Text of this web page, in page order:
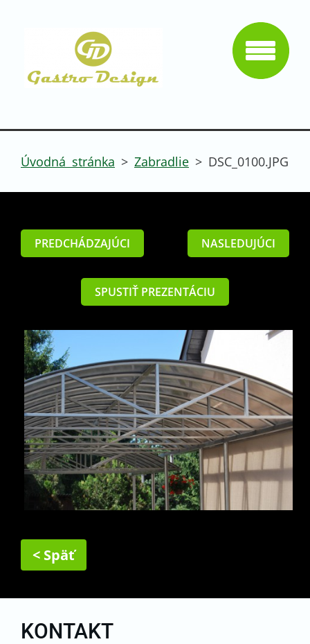
Úvodná stránka > Zabradlie > DSC_0100.JPG
PREDCHÁDZAJÚCI NASLEDUJÚCI
SPUSTIŤ PREZENTÁCIU
< Späť
KONTAKT